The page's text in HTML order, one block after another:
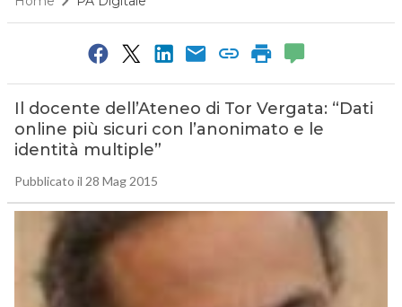
Il docente dell’Ateneo di Tor Vergata: “Dati
online più sicuri con l’anonimato e le
identità multiple”
Pubblicato il 28 Mag 2015